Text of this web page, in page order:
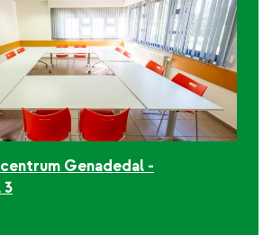
Genadedal -
3